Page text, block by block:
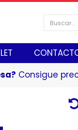
Consigue